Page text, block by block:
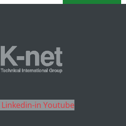
Linkedin-in Youtube